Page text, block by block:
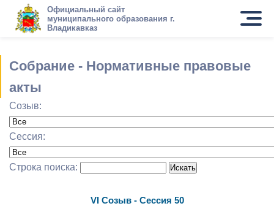
Официальный сайт
муниципального образования г.
Владикавказ
Собрание - Нормативные правовые
акты
Созыв:
Сессия:
Строка поиска:
VI Cозыв - Cессия 50